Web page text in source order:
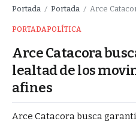
Portada / Portada / Arce Catacora
PORTADAPOLÍTICA
Arce Catacora
lealtad de los
afines
Arce Catacora busca